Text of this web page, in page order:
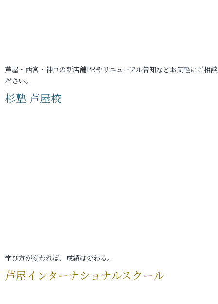
芦屋・西宮・神戸の新店舗PRやリニューアル告知などお気軽にご相
ださい。
杉塾 芦屋校
学び方が変われば、成績は変わる。
芦屋インターナショナルスクール